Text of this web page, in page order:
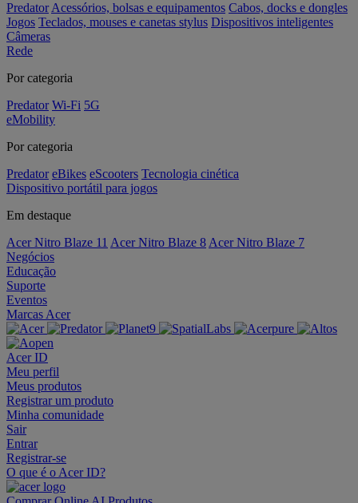
Predator Acessórios, bolsas e equipamentos Cabos, docks e dongles
Jogos Teclados, mouses e canetas stylus Dispositivos inteligentes
Câmeras
Rede
Por categoria
Predator Wi-Fi 5G
eMobility
Por categoria
Predator eBikes eScooters Tecnologia cinética
Dispositivo portátil para jogos
Em destaque
Acer Nitro Blaze 11 Acer Nitro Blaze 8 Acer Nitro Blaze 7
Negócios
Educação
Suporte
Eventos
Marcas Acer
Acer ID
Meu perfil
Meus produtos
Registrar um produto
Minha comunidade
Sair
Entrar
Registrar-se
O que é o Acer ID?